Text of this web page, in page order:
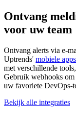
Ontvang
voor uw team
Ontvang alerts via e-
Uptrends' mobiele apps
met verschillende
Gebruik webhooks om
uw favoriete DevOps-
Bekijk alle integraties